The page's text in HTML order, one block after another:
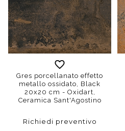
Gres porcellanato effetto
metallo ossidato, Black
20x20 cm - Oxidart,
Ceramica Sant'Agostino
Richiedi preventivo